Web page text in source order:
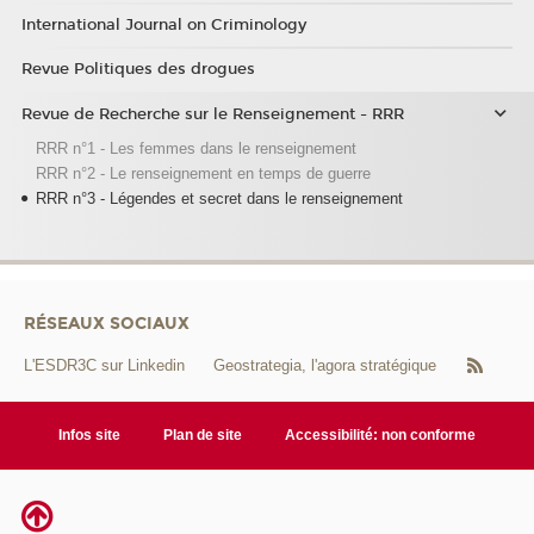
International Journal on Criminology
Revue Politiques des drogues
Revue de Recherche sur le Renseignement - RRR
RRR n°1 - Les femmes dans le renseignement
RRR n°2 - Le renseignement en temps de guerre
RRR n°3 - Légendes et secret dans le renseignement
RÉSEAUX SOCIAUX
L'ESDR3C sur Linkedin Geostrategia, l'agora stratégique
Infos site Plan de site Accessibilité: non conforme